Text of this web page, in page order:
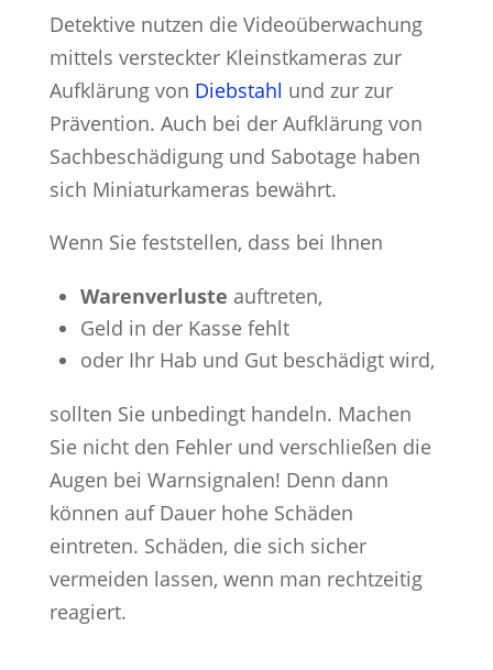
Detektive nutzen die Videoüberwachung
mittels versteckter Kleinstkameras zur
Aufklärung von Diebstahl und zur zur
Prävention. Auch bei der Aufklärung von
Sachbeschädigung und Sabotage haben
sich Miniaturkameras bewährt.
Wenn Sie feststellen, dass bei Ihnen
Warenverluste auftreten,
Geld in der Kasse fehlt
oder Ihr Hab und Gut beschädigt wird,
sollten Sie unbedingt handeln. Machen
Sie nicht den Fehler und verschließen die
Augen bei Warnsignalen! Denn dann
können auf Dauer hohe Schäden
eintreten. Schäden, die sich sicher
vermeiden lassen, wenn man rechtzeitig
reagiert.